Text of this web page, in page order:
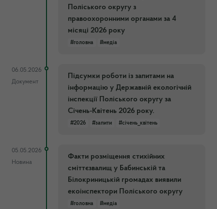
Поліського округу з
правоохоронними органами за 4
місяці 2026 року
#головна #медіа
06.05.2026
Документ
Підсумки роботи із запитами на
інформацію у Державній екологічній
інспекції Поліського округу за
Січень-Квітень 2026 року.
#2026 #запити #січень_квітень
05.05.2026
Новина
Факти розміщення стихійних
сміттєзвалищ у Бабинській та
Білокриницькій громадах виявили
екоінспектори Поліського округу
#головна #медіа